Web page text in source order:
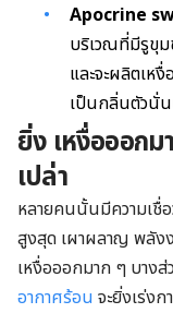
Apocrine
บริเวณที่มีรูขุ
และจะผลิตเห
เป็นกลิ่นตัวนั่น
ยิ่ง เหงื่อออก
เปล่า
หลายคนนั้นมีความเชื่อ
สูงสุด เผาผลาญ พลัง
เหงื่อออกมาก ๆ บาง
อากาศร้อน จะยิ่งเร่ง